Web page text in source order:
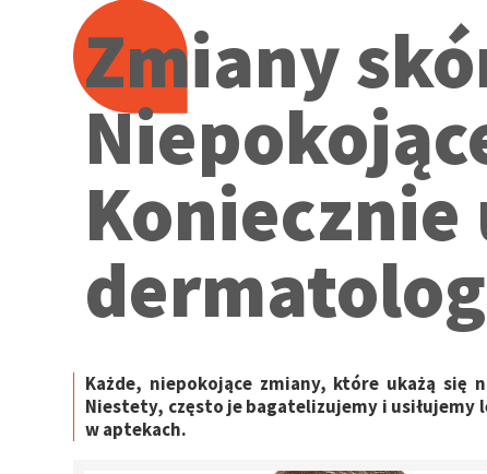
Zmiany
Koniecznie
Każde, niepokojące zmiany, które ukażą się
Niestety, często je bagatelizujemy i usiłujemy
w aptekach.